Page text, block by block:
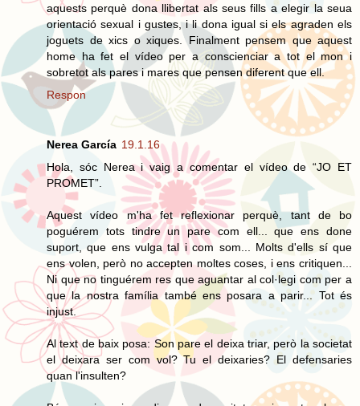
aquests perquè dona llibertat als seus fills a elegir la seua
orientació sexual i gustes, i li dona igual si els agraden els
joguets de xics o xiques. Finalment pensem que aquest
home ha fet el vídeo per a conscienciar a tot el mon i
sobretot als pares i mares que pensen diferent que ell.
Respon
Nerea García 19.1.16
Hola, sóc Nerea i vaig a comentar el vídeo de “JO ET
PROMET”.
Aquest vídeo m'ha fet reflexionar perquè, tant de bo
poguérem tots tindre un pare com ell... que ens done
suport, que ens vulga tal i com som... Molts d'ells sí que
ens volen, però no accepten moltes coses, i ens critiquen...
Ni que no tinguérem res que aguantar al col·legi com per a
que la nostra família també ens posara a parir... Tot és
injust.
Al text de baix posa: Son pare el deixa triar, però la societat
el deixara ser com vol? Tu el deixaries? El defensaries
quan l'insulten?